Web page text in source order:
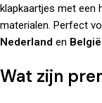
klapkaartjes met een
materialen. Perfect
Nederland en België
Wat zijn